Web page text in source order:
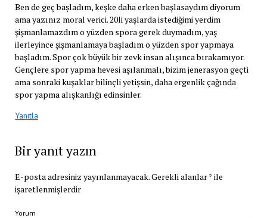
Ben de geç başladım, keşke daha erken başlasaydım diyorum
ama yazınız moral verici. 20li yaşlarda istediğimi yerdim
şişmanlamazdım o yüzden spora gerek duymadım, yaş
ilerleyince şişmanlamaya başladım o yüzden spor yapmaya
başladım. Spor çok büyük bir zevk insan alışınca bırakamıyor.
Gençlere spor yapma hevesi aşılanmalı, bizim jenerasyon geçti
ama sonraki kuşaklar bilinçli yetişsin, daha ergenlik çağında
spor yapma alışkanlığı edinsinler.
Yanıtla
Bir yanıt yazın
E-posta adresiniz yayınlanmayacak.Gerekli alanlar*ile
işaretlenmişlerdir
Yorum